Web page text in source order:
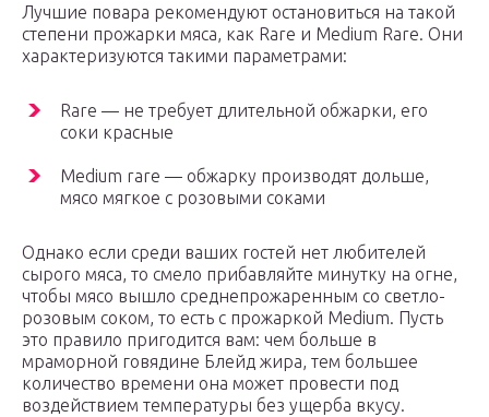
Лучшие повара рекомендуют остановиться на такой
степени прожарки мяса, как Rare и Medium Rare. Они
характеризуются такими параметрами:
Rare — не требует длительной обжарки, его
соки красные
Medium rare — обжарку производят дольше,
мясо мягкое с розовыми соками
Однако если среди ваших гостей нет любителей
сырого мяса, то смело прибавляйте минутку на огне,
чтобы мясо вышло среднепрожаренным со светло-
розовым соком, то есть с прожаркой Medium. Пусть
это правило пригодится вам: чем больше в
мраморной говядине Блейд жира, тем большее
количество времени она может провести под
воздействием температуры без ущерба вкусу.